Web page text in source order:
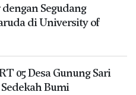
Segudang
di University of
05 Desa Gunung Sari
Bumi